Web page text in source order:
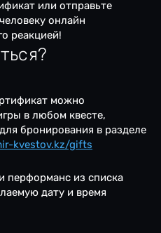
или отправьте
онлайн
реакцией!
можно
в любом квесте,
бронирования в разделе
kvestov.kz/gifts
перформанс из списка
дату и время